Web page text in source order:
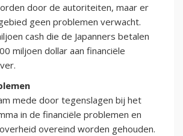
door de autoriteiten, maar er
geen problemen verwacht.
cash die de Japanners betalen
miljoen dollar aan financiële
mede door tegenslagen bij het
in de financiële problemen en
overeind worden gehouden.